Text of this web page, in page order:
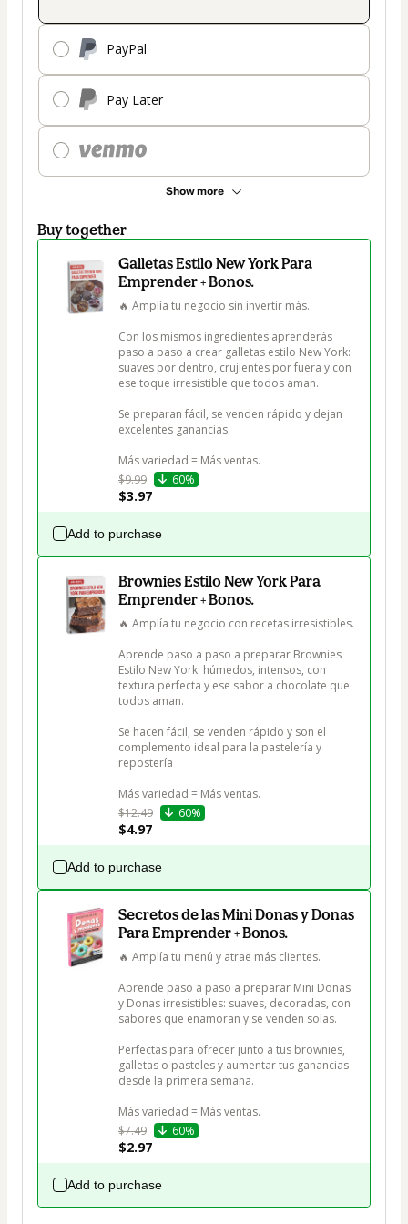
PayPal
Pay Later
Show more
Buy together
Galletas Estilo New York Para
Emprender + Bonos.
🔥 Amplía tu negocio sin invertir más.
Con los mismos ingredientes aprenderás
paso a paso a crear galletas estilo New York:
suaves por dentro, crujientes por fuera y con
ese toque irresistible que todos aman.
Se preparan fácil, se venden rápido y dejan
excelentes ganancias.
Más variedad = Más ventas.
$9.99
60%
$3.97
Add to purchase
Brownies Estilo New York Para
Emprender + Bonos.
🔥 Amplía tu negocio con recetas irresistibles.
Aprende paso a paso a preparar Brownies
Estilo New York: húmedos, intensos, con
textura perfecta y ese sabor a chocolate que
todos aman.
Se hacen fácil, se venden rápido y son el
complemento ideal para la pastelería y
repostería
Más variedad = Más ventas.
$12.49
60%
$4.97
Add to purchase
Secretos de las Mini Donas y Donas
Para Emprender + Bonos.
🔥 Amplía tu menú y atrae más clientes.
Aprende paso a paso a preparar Mini Donas
y Donas irresistibles: suaves, decoradas, con
sabores que enamoran y se venden solas.
Perfectas para ofrecer junto a tus brownies,
galletas o pasteles y aumentar tus ganancias
desde la primera semana.
Más variedad = Más ventas.
$7.49
60%
$2.97
Add to purchase